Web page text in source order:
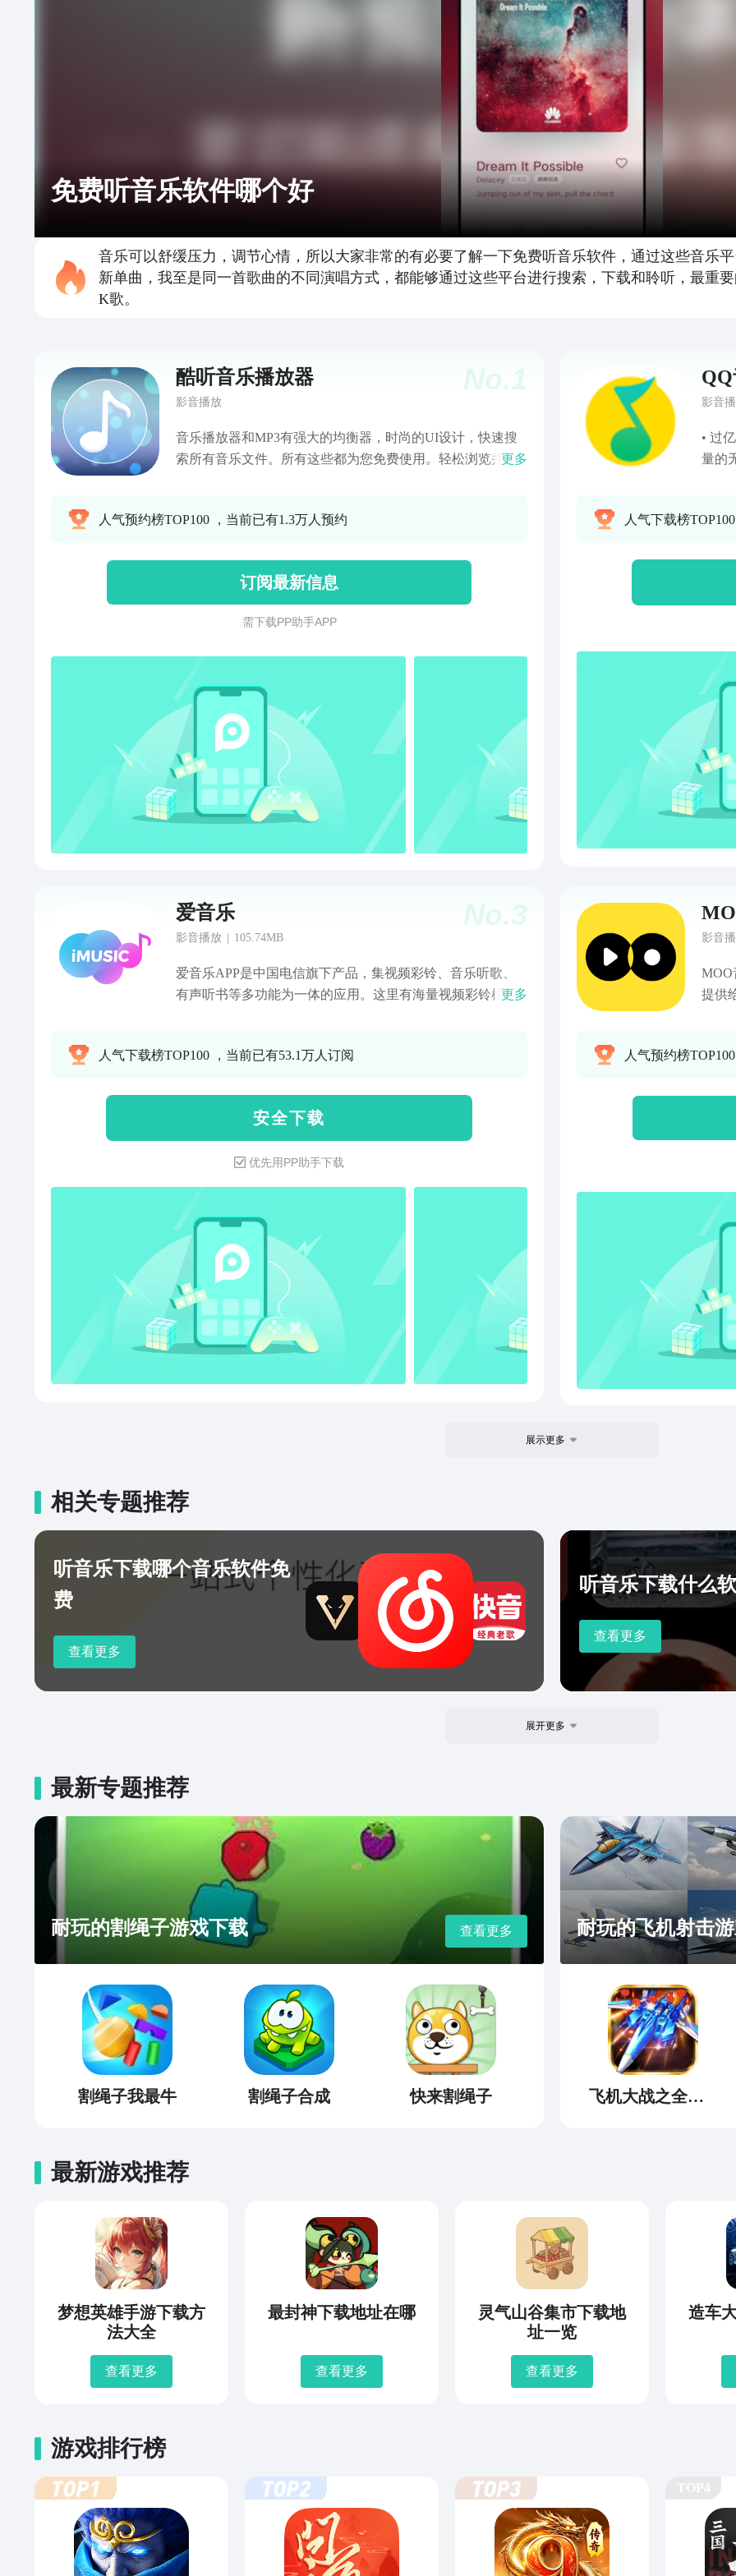
免费听音乐软件哪个好
音乐可以舒缓压力，调节心情，所以大家非常的有必要了解一下免费听音乐软件，通过这些音乐
新单曲，我至是同一首歌曲的不同演唱方式，都能够通过这些平台进行搜索，下载和聆听，最重
K歌。
No.1
酷听音乐播放器
影音播放
音乐播放器和MP3有强大的均衡器，时尚的UI设计，快速搜
索所有音乐文件。所有这些都为您免费使用。轻松浏览并通
支持几乎所有类型的MP3和其他亲切的音频格式。产品特
首或上播放由摇- 按文件夹播放歌曲- 摇一摇手机切换歌曲- 睡
眠定时器- 耳机支持。- 歌词支持。- 通知栏播放状态支持。-
本地音乐库搜索(仅支持扫描本地歌曲文件)。天天听音乐，动
听世界，静听未来，享受生活~
更多
人气预约榜TOP100 ，当前已有1.3万人预约
订阅最新信息
需 下 载 P P 助 手 A P P
影音
• 过
量的
词，
人气下载榜
No.3
爱音乐
影音播放 105.74MB
爱音乐APP是中国电信旗下产品，集视频彩铃、音乐听歌、
有声听书等多功能为一体的应用。这里有海量视频彩铃模版
你的来电更加与众不同。明星呼叫秀、秀丽风景、热门视频
个性】一键DIY，创作专属你的视频彩铃。更有海量制作模
版、热门好听的BGM等你来选择！让你与众不同，你的彩铃
你做主。【音频彩铃，塑造独特】个性化音频彩铃，打造与
众不同的手机响铃体验。这里提供海量音乐资源，让你自由
选择喜欢的歌曲作为音频彩铃，让每个来电都充满乐趣与惊
身等全场景音乐歌单，轻松营造音乐氛围。百万曲库、高品
质无损音乐、各种听书频道随意畅听。有任何问题，可通过
产品反馈QQ群（398326060）加入我们，帮助我们一起改
善、解决问题！官网网站：http://www.imusic.cnAPP开发及运
营者：天翼爱音乐文化科技有限公司客服联系方式：
4008308100（时间08:30-22:00）
更多
人气下载榜TOP100 ，当前已有53.1万人订阅
安 全 下 载
优先用PP助手下载
影音
MOO
提供
频谱」跟随节
音乐人互动 「音乐发现」
音乐的故事
之外，
的所有
于他
放」
天VIP（每
人气预约榜
展示更多
相关专题推荐
听音乐下载哪个音乐软件免
费
查看更多
听音乐下载什么
查看更多
展开更多
最新专题推荐
耐玩的割绳子游戏下载 查看更多
割绳子我最牛 割绳子合成 快来割绳子
耐玩的飞机射击
飞机大战之全民雷电
最新游戏推荐
梦想英雄手游下载方
法大全
查看更多
最封神下载地址在哪
查看更多
灵气山谷集市下载地
址一览
查看更多
造车
游戏排行榜